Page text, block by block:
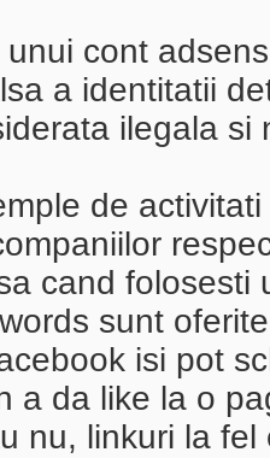
cont
a identitatii
ilegala si
de
cand folosesti
sunt
isi pot
a da like la o
nu, linkuri la fel